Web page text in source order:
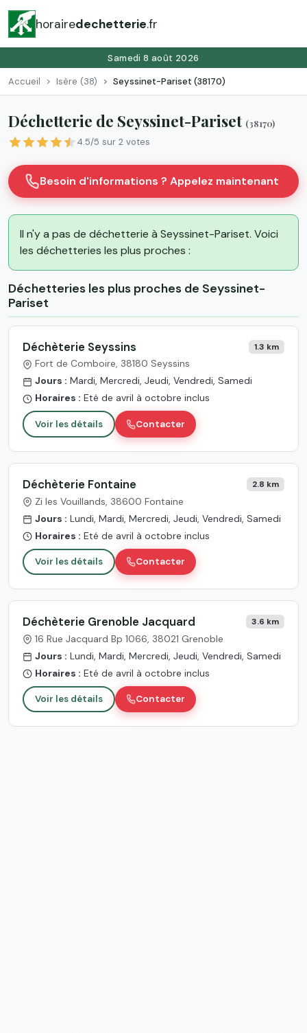
horairedechetterie.fr
Samedi 8 août 2026
Accueil Isère (38) Seyssinet-Pariset (38170)
Déchetterie de Seyssinet-Pariset (38170)
4.5/5 sur 2 votes
Besoin d'informations ? Appelez maintenant
Il n'y a pas de déchetterie à Seyssinet-Pariset. Voici
les déchetteries les plus proches :
Déchetteries les plus proches de Seyssinet-
Pariset
Déchèterie Seyssins 1.3 km
Fort de Comboire, 38180 Seyssins
Jours : Mardi, Mercredi, Jeudi, Vendredi, Samedi
Horaires : Eté de avril à octobre inclus
Voir les détails Contacter
Déchèterie Fontaine 2.8 km
Zi les Vouillands, 38600 Fontaine
Jours : Lundi, Mardi, Mercredi, Jeudi, Vendredi, Samedi
Horaires : Eté de avril à octobre inclus
Voir les détails Contacter
Déchèterie Grenoble Jacquard 3.6 km
16 Rue Jacquard Bp 1066, 38021 Grenoble
Jours : Lundi, Mardi, Mercredi, Jeudi, Vendredi, Samedi
Horaires : Eté de avril à octobre inclus
Voir les détails Contacter